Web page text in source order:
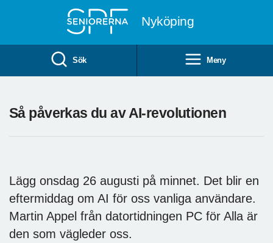
Nyköping
Sök Meny
Så påverkas du av AI-revolutionen
Lägg onsdag 26 augusti på minnet. Det blir en
eftermiddag om AI för oss vanliga användare.
Martin Appel från datortidningen PC för Alla är
den som vägleder oss.